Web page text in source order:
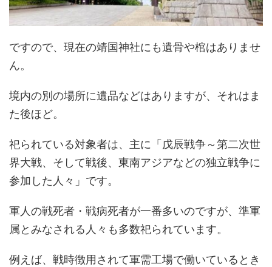
ですので、現在の靖国神社にも遺骨や棺はありませ
ん。
境内の別の場所に遺品などはありますが、それはま
た後ほど。
祀られている対象者は、主に「戊辰戦争～第二次世
界大戦、そして戦後、東南アジアなどの独立戦争に
参加した人々」です。
軍人の戦死者・戦病死者が一番多いのですが、準軍
属とみなされる人々も多数祀られています。
例えば、戦時徴用されて軍需工場で働いているとき